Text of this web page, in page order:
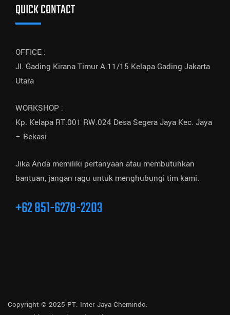
QUICK CONTACT
OFFICE :
Jl. Gading Kirana Timur A.11/15 Kelapa Gading Jakarta
Utara
WORKSHOP :
Kp. Kelapa RT.001 RW.024 Desa Segera Jaya Kec. Jaya
– Bekasi
Jika Anda memiliki pertanyaan atau membutuhkan
bantuan, jangan ragu untuk menghubungi tim kami.
+62 851-6278-2203
Copyright © 2025 PT. Inter Jaya Chemindo.